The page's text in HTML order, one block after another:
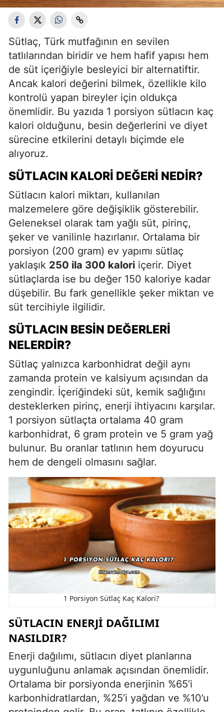
Sütlaç, Türk mutfağının en sevilen
tatlılarından biridir ve hem hafif yapısı hem
de süt içeriğiyle besleyici bir alternatiftir.
Ancak kalori değerini bilmek, özellikle kilo
kontrolü yapan bireyler için oldukça
önemlidir. Bu yazıda 1 porsiyon sütlacın kaç
kalori olduğunu, besin değerlerini ve diyet
sürecine etkilerini detaylı biçimde ele
alıyoruz.
SÜTLACIN KALORI DEĞERI NEDIR?
Sütlacın kalori miktarı, kullanılan
malzemelere göre değişiklik gösterebilir.
Geleneksel olarak tam yağlı süt, pirinç,
şeker ve vanilinle hazırlanır. Ortalama bir
porsiyon (200 gram) ev yapımı sütlaç
yaklaşık 250 ila 300 kalori içerir. Diyet
sütlaçlarda ise bu değer 150 kaloriye kadar
düşebilir. Bu fark genellikle şeker miktarı ve
süt tercihiyle ilgilidir.
SÜTLACIN BESIN DEĞERLERI
NELERDIR?
Sütlaç yalnızca karbonhidrat değil aynı
zamanda protein ve kalsiyum açısından da
zengindir. İçeriğindeki süt, kemik sağlığını
desteklerken pirinç, enerji ihtiyacını karşılar.
1 porsiyon sütlaçta ortalama 40 gram
karbonhidrat, 6 gram protein ve 5 gram yağ
bulunur. Bu oranlar tatlının hem doyurucu
hem de dengeli olmasını sağlar.
1 Porsiyon Sütlaç Kaç Kalori?
SÜTLACIN ENERJI DAĞILIMI
NASILDIR?
Enerji dağılımı, sütlacın diyet planlarına
uygunluğunu anlamak açısından önemlidir.
Ortalama bir porsiyonda enerjinin %65’i
karbonhidratlardan, %25’i yağdan ve %10’u